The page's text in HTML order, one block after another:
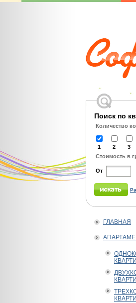
Поиск по
Количество
1 2 3
Стоимость в
От
ГЛАВНАЯ